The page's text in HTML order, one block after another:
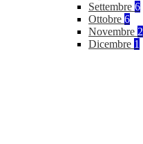
Settembre 6
Ottobre 6
Novembre 2
Dicembre 1